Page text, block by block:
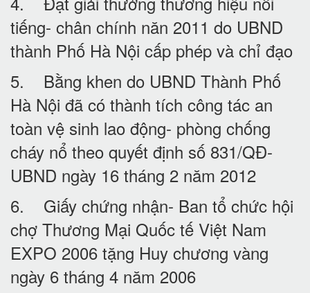
tiếng- chân chính năn 2011 do UBND
thành Phố Hà Nội cấp phép và chỉ đạo
5. Bằng khen do UBND Thành Phố
Hà Nội đã có thành tích công tác an
toàn vệ sinh lao động- phòng chống
cháy nổ theo quyết định số 831/QĐ-
UBND ngày 16 tháng 2 năm 2012
6. Giấy chứng nhận- Ban tổ chức hội
chợ Thương Mại Quốc tế Việt Nam
EXPO 2006 tặng Huy chương vàng
ngày 6 tháng 4 năm 2006